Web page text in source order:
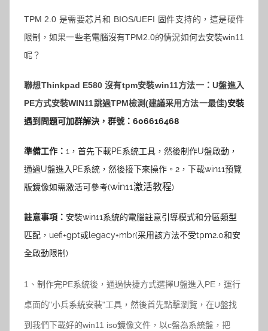
TPM 2.0 是需要芯片和 BIOS/UEFI 固件支持的，這是硬件
限制，如果一些老電腦沒有TPM2.0的情況如何去安裝win11
呢？
聯想Thinkpad E580 沒有tpm安裝win11方法一：U盤進入
PE方式安裝WIN11跳過TPM檢測(建議采用方法一最佳)安裝
遇到問題可加群解決，群號：606616468
準備工作： 1，首先下載PE系統工具 ，然後制作U盤啟動，
通過U盤進入PE系統，然後接下來操作。 2， 下載win11預覽
版鏡像如需激活可參考(win11激活教程)
註意事項： 安裝win11系統的電腦註意引導模式和分區類型
匹配，uefi+gpt或legacy+mbr(采用該方法不受tpm2.0和安
全啟動限制)
1、制作完PE系統後，通過快捷方式選擇U盤進入PE，運行
桌面的"小兵系統安裝"工具，然後首先點擊瀏覽，在U盤找
到我們下載好的win11 iso鏡像文件，以c盤為系統盤，把